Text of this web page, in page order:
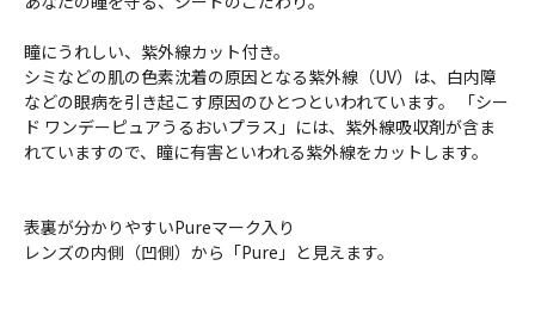
瞳にうれしい、紫外線カット付き。
シミなどの肌の色素沈着の原因となる紫外線（UV）は、白内障
などの眼病を引き起こす原因のひとつといわれています。 「シー
ド ワンデーピュアうるおいプラス」には、紫外線吸収剤が含ま
れていますので、瞳に有害といわれる紫外線をカットします。
表裏が分かりやすいPureマーク入り
レンズの内側（凹側）から「Pure」と見えます。